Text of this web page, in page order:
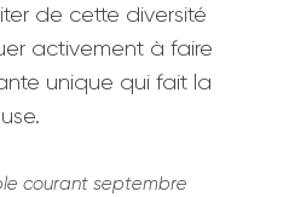
de cette diversité
activement à faire
unique qui fait la
courant septembre